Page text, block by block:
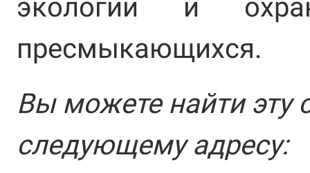
экологии и
пресмыкающихся.
Вы можете найти эту
следующему адресу: